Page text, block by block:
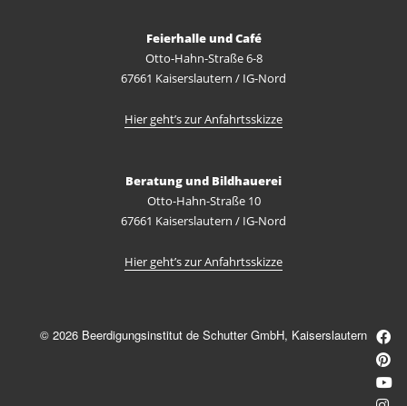
Feierhalle und Café
Otto-Hahn-Straße 6-8
67661 Kaiserslautern / IG-Nord
Hier geht’s zur Anfahrtsskizze
Beratung und Bildhauerei
Otto-Hahn-Straße 10
67661 Kaiserslautern / IG-Nord
Hier geht’s zur Anfahrtsskizze
© 2026 Beerdigungsinstitut de Schutter GmbH, Kaiserslautern